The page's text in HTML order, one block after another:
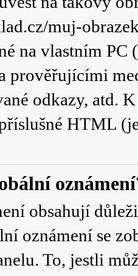
muj-
na vlastním PC
prověřujícími
odkazy, atd.
HTML
obsahují
oznámení se
To, jestli